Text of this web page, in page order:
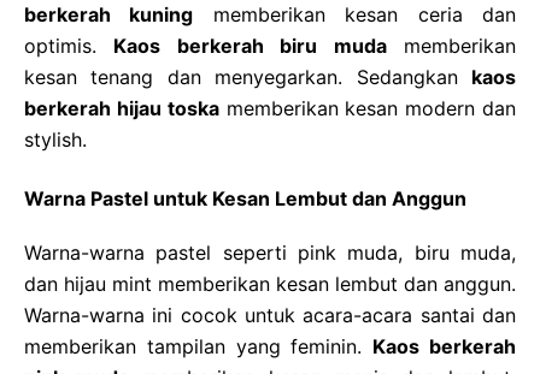
berkerah kuning memberikan kesan ceria dan
optimis. Kaos berkerah biru mudamemberikan
kesan tenang dan menyegarkan. Sedangkan kaos
berkerah hijau toskamemberikan kesan modern dan
stylish.
Warna Pastel untuk Kesan Lembut dan Anggun
Warna-warna pastel seperti pink muda, biru muda,
dan hijau mint memberikan kesan lembut dan anggun.
Warna-warna ini cocok untuk acara-acara santai dan
memberikan tampilan yang feminin. Kaos berkerah